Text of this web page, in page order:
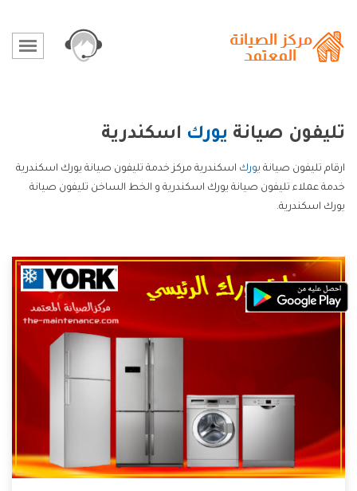
تليفون صيانة يورك اسكندرية
ارقام تليفون صيانة يورك اسكندرية مركز خدمة تليفون صيانة يورك اسكندرية
خدمة عملاء تليفون صيانة يورك اسكندرية و الخط الساخن تليفون صيانة
يورك اسكندرية.